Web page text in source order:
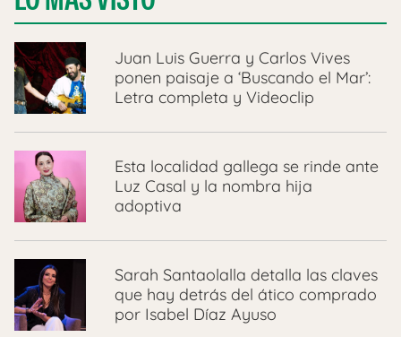
Juan Luis Guerra y Carlos Vives
ponen paisaje a ‘Buscando el Mar’:
Letra completa y Videoclip
Esta localidad gallega se rinde ante
Luz Casal y la nombra hija
adoptiva
Sarah Santaolalla detalla las claves
que hay detrás del ático comprado
por Isabel Díaz Ayuso